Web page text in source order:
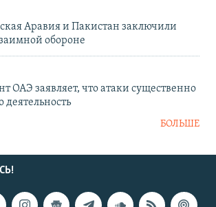
Аравия и Пакистан заключили
обороне
ОАЭ заявляет, что атаки существенно
деятельность
БОЛЬШЕ